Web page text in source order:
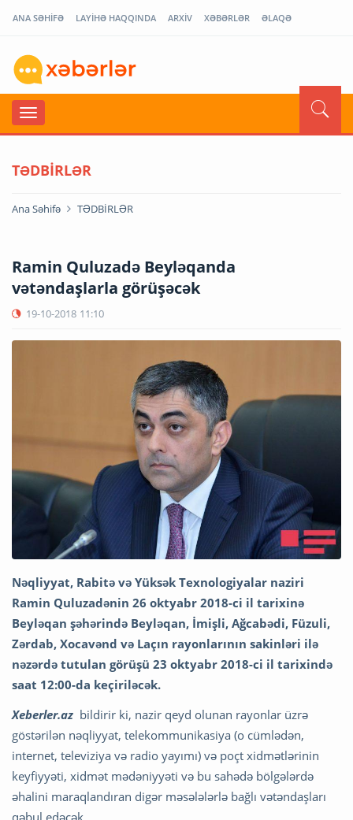
ANA SƏHİFƏ LAYİHƏ HAQQINDA ARXİV XƏBƏRLƏR ƏLAQƏ
TƏDBİRLƏR
Ana Səhifə TƏDBİRLƏR
Ramin Quluzadə Beyləqanda
vətəndaşlarla görüşəcək
19-10-2018 11:10
Nəqliyyat, Rabitə və Yüksək Texnologiyalar naziri
Ramin Quluzadənin 26 oktyabr 2018-ci il tarixinə
Beyləqan şəhərində Beyləqan, İmişli, Ağcabədi, Füzuli,
Zərdab, Xocavənd və Laçın rayonlarının sakinləri ilə
nəzərdə tutulan görüşü 23 oktyabr 2018-ci il tarixində
saat 12:00-da keçiriləcək.
Xeberler.az bildirir ki, nazir qeyd olunan rayonlar üzrə
göstərilən nəqliyyat, telekommunikasiya (o cümlədən,
internet, televiziya və radio yayımı) və poçt xidmətlərinin
keyfiyyəti, xidmət mədəniyyəti və bu sahədə bölgələrdə
əhalini maraqlandıran digər məsələlərlə bağlı vətəndaşları